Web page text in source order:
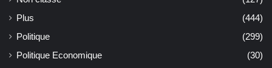
Plus
(444)
Politique
(299)
Politique Economique
(30)